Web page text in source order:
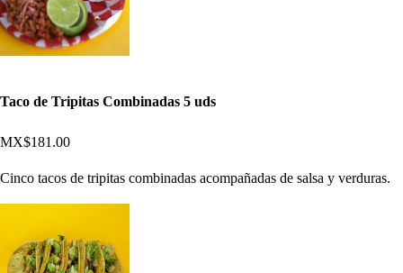
Taco de Tripitas Combinadas 5 uds
MX$181.00
Cinco tacos de tripitas combinadas acompañadas de salsa y verduras.